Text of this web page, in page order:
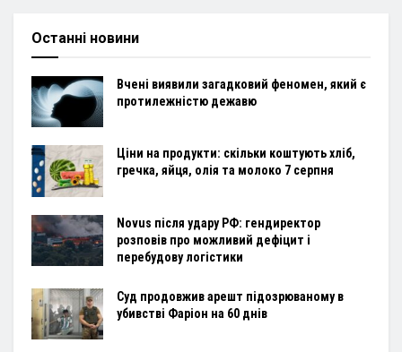
Останні новини
Вчені виявили загадковий феномен, який є
протилежністю дежавю
Ціни на продукти: скільки коштують хліб,
гречка, яйця, олія та молоко 7 серпня
Novus після удару РФ: гендиректор
розповів про можливий дефіцит і
перебудову логістики
Суд продовжив арешт підозрюваному в
убивстві Фаріон на 60 днів